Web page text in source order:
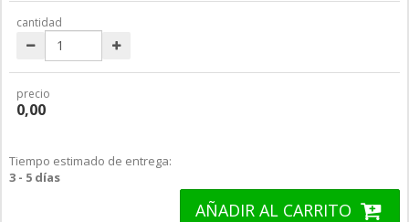
cantidad
precio
0,00
Tiempo estimado de entrega:
3 - 5 días
AÑADIR AL CARRITO